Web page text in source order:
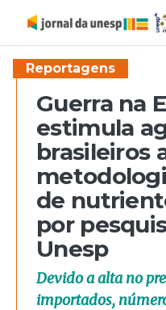
Reportagens
Guerra na
estimula
brasileiros
de
por
Unesp
Devido a alta no
importados,